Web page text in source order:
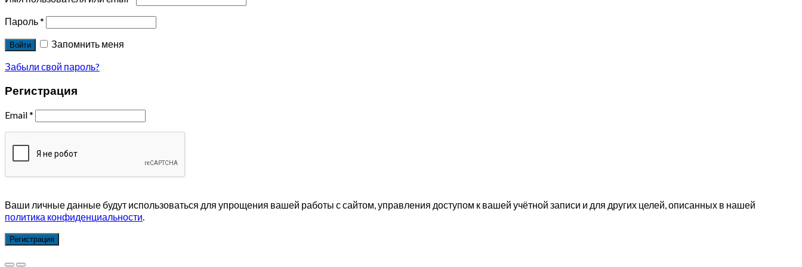
Пароль*
Войти
Запомнить меня
Забыли свой пароль?
Регистрация
Email*
Ваши личные данные будут использоваться для упрощения вашей работы с сайтом, управления доступом к вашей учётной записи и для других целей, описанных в нашей
политика конфиденциальности
Регистрация